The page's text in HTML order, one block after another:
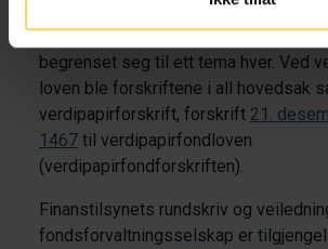
verdipapirfondområdet hadde inntil
loven vært fragmentert i mange små
begrenset seg til ett tema hver. Ved
loven ble forskriftene i all hovedsak
verdipapirforskrift, forskrift 21.
1467 til verdipapirfondloven
(verdipapirfondforskriften).
Finanstilsynets rundskriv og
fondsforvaltningsselskap er